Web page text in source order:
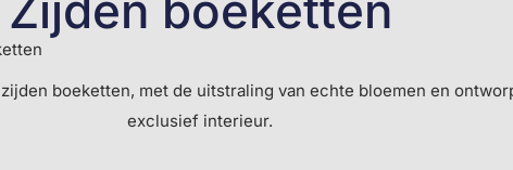
boeketten, met de uitstraling van echte bloemen en
exclusief interieur.